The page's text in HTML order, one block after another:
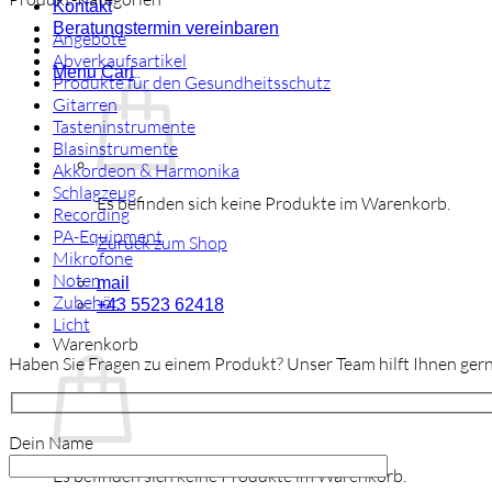
Kontakt
Beratungstermin vereinbaren
Menu Cart
Es befinden sich keine Produkte im Warenkorb.
Zurück zum Shop
mail
+43 5523 62418
Warenkorb
Es befinden sich keine Produkte im Warenkorb.
Angebote
Abverkaufsartikel
Produkte für den Gesundheitsschutz
Gitarren
Tasteninstrumente
Blasinstrumente
Akkordeon & Harmonika
Schlagzeug
Recording
PA-Equipment
Mikrofone
Noten
Zubehör
Licht
Haben Sie Fragen zu einem Produkt? Unser Team hilft Ihnen
Dein Name